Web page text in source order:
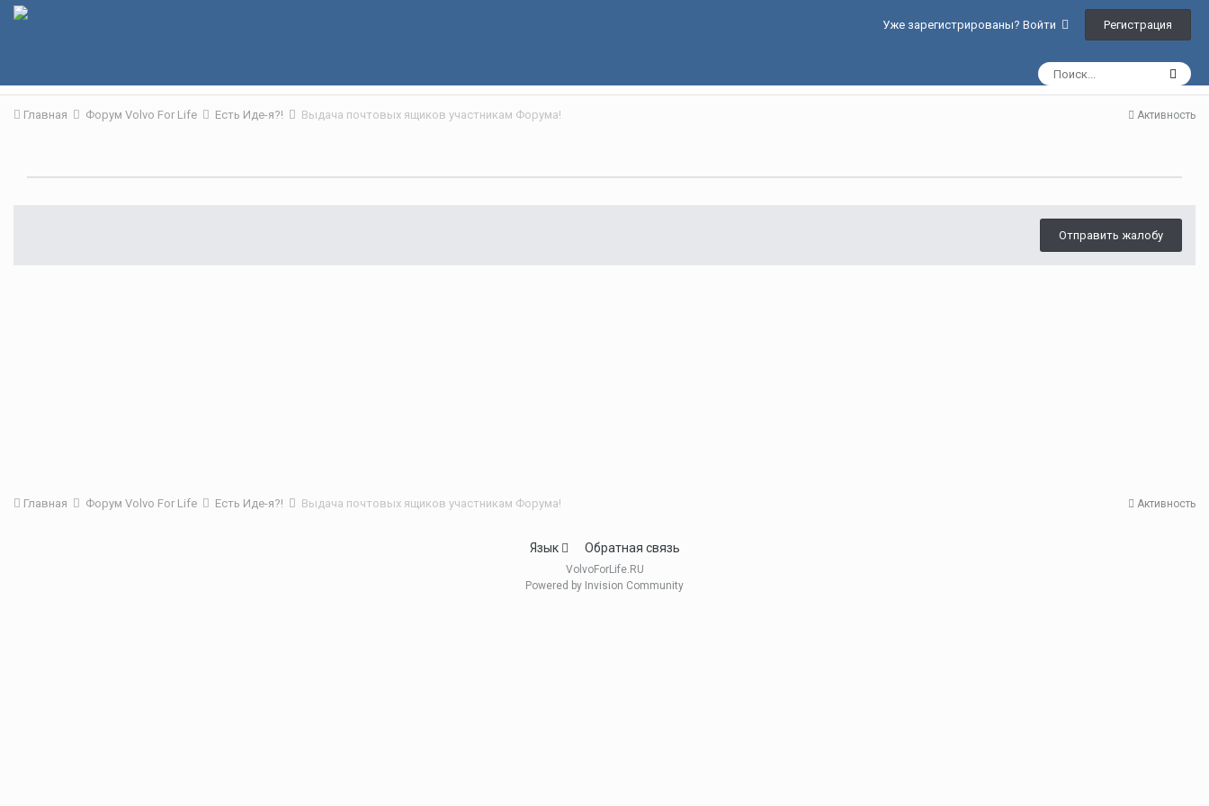
Уже зарегистрированы? Войти Регистрация
Активность
Главная Форум Volvo For Life Есть Иде-я?! Выдача почтовых ящиков участникам Форума!
Отправить жалобу
Активность
Главная Форум Volvo For Life Есть Иде-я?! Выдача почтовых ящиков участникам Форума!
Язык Обратная связь
VolvoForLife.RU
Powered by Invision Community